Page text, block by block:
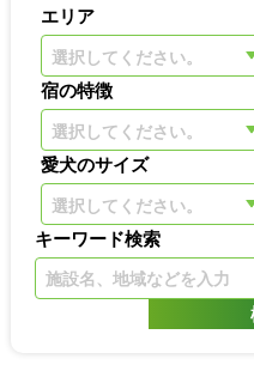
エリア
選択してください。
宿の特徴
選択してください。
愛犬のサイズ
選択してください。
キーワード検索